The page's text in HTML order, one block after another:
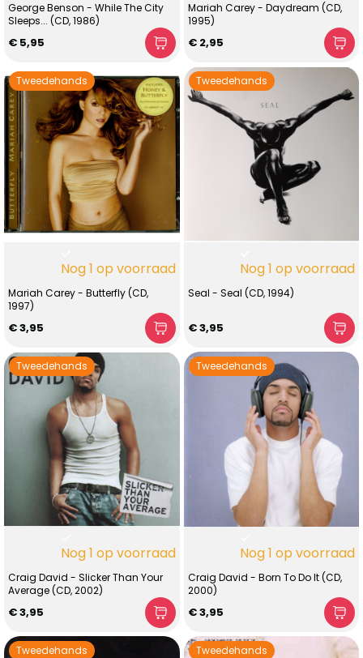
George Benson - While The City
Sleeps... (CD, 1986)
€ 5,95
Mariah Carey - Daydream (CD,
1995)
€ 2,95
Tweedehands
Nog 1 op voorraad
Mariah Carey - Butterfly (CD,
1997)
€ 3,95
Tweedehands
Nog 1 op voorraad
Seal - Seal (CD, 1994)
€ 3,95
Tweedehands
Nog 1 op voorraad
Craig David - Slicker Than Your
Average (CD, 2002)
€ 3,95
Tweedehands
Nog 1 op voorraad
Craig David - Born To Do It (CD,
2000)
€ 3,95
Tweedehands Tweedehands